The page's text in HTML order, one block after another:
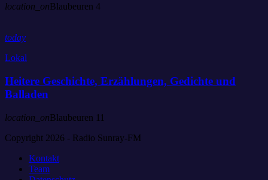
location_on Blaubeuren 4
today
Lokal
Heitere Geschichte, Erzählungen, Gedichte und
Balladen
location_onBlaubeuren 11
Copyright 2026 - Radio Sunray-FM
Kontakt
Team